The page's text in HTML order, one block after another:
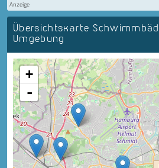
Anzeige
Übersichtskarte
Umgebung
+
-